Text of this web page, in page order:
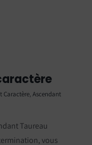
Caractère, Ascendant
Taureau
vous